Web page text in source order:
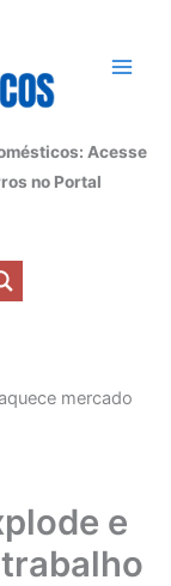
Acesse
no Portal
mercado
e